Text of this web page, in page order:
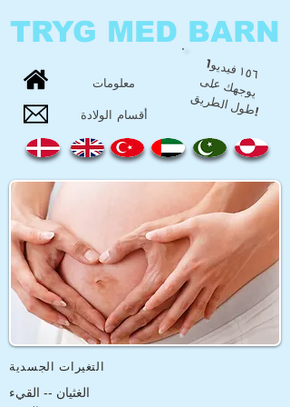
TRYG MED BARN
معلومات
أقسام الولادة
1
١٥٦
فيديو
يوجه
ك عل
ى
طول ال
طري
ق!
التغيرات الجسدية
الغثيان -- القيء